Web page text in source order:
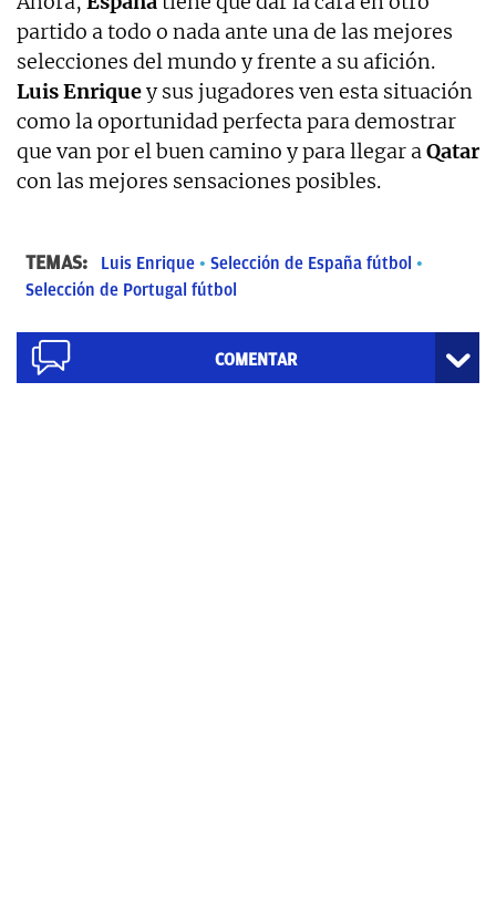
partido a todo o nada ante una de las mejores
selecciones del mundo y frente a su afición.
Luis Enriquey sus jugadores ven esta situación
como la oportunidad perfecta para demostrar
que van por el buen camino y para llegar aQatar
con las mejores sensaciones posibles.
TEMAS: Luis Enrique
Selección de España fútbol
Selección de Portugal fútbol
COMENTAR